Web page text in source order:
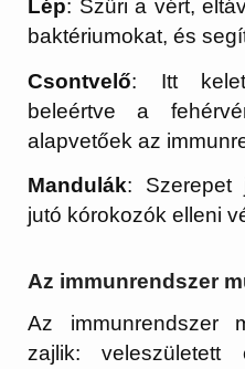
Lép: Szűri a vért,
baktériumokat, és
Csontvelő: Itt
beleértve a
alapvetőek az
Mandulák: Szerepet
jutó kórokozók elleni
Az immunrendszer
Az immunrendszer
zajlik: veleszületett